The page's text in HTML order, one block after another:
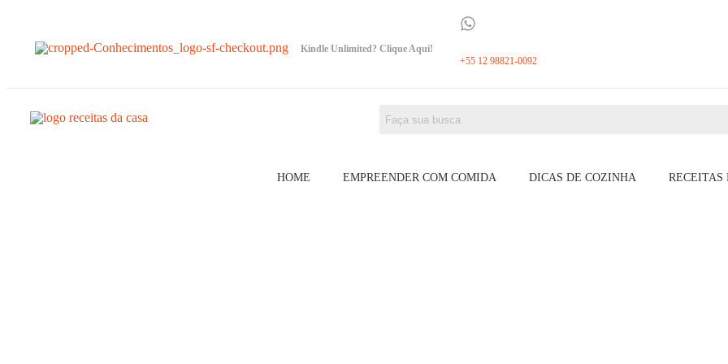
Kindle Unlimited? Clique Aqui!
+55 12 98821-0092
HOME EMPREENDER COM COMIDA DICAS DE COZINHA RECEITAS